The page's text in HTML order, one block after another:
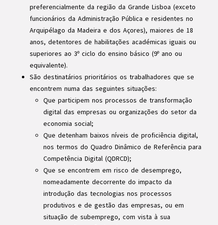
preferencialmente da região da Grande Lisboa (exceto
funcionários da Administração Pública e residentes no
Arquipélago da Madeira e dos Açores), maiores de 18
anos, detentores de habilitações académicas iguais ou
superiores ao 3º ciclo do ensino básico (9º ano ou
equivalente).
São destinatários prioritários os trabalhadores que se
encontrem numa das seguintes situações:
Que participem nos processos de transformação
digital das empresas ou organizações do setor da
economia social;
Que detenham baixos níveis de proficiência digital,
nos termos do Quadro Dinâmico de Referência para
Competência Digital (QDRCD);
Que se encontrem em risco de desemprego,
nomeadamente decorrente do impacto da
introdução das tecnologias nos processos
produtivos e de gestão das empresas, ou em
situação de subemprego, com vista à sua